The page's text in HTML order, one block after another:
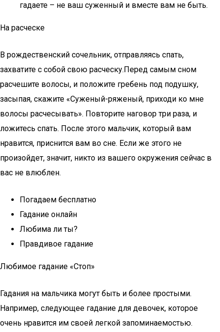
гадаете – не ваш суженный и вместе вам не быть.
На расческе
В рождественский сочельник, отправляясь спать,
захватите с собой свою расческу.Перед самым сном
расчешите волосы, и положите гребень под подушку,
засыпая, скажите «Суженый-ряженый, приходи ко мне
волосы расчесывать». Повторите наговор три раза, и
ложитесь спать. После этого мальчик, который вам
нравится, приснится вам во сне. Если же этого не
произойдет, значит, никто из вашего окружения сейчас в
вас не влюблен.
Погадаем бесплатно
Гадание онлайн
Любима ли ты?
Правдивое гадание
Любимое гадание «Стоп»
Гадания на мальчика могут быть и более простыми.
Например, следующее гадание для девочек, которое
очень нравится им своей легкой запоминаемостью.